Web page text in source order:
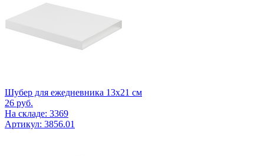
Шубер для ежедневника 13х21 см
26 руб.
На складе: 3369
Артикул: 3856.01